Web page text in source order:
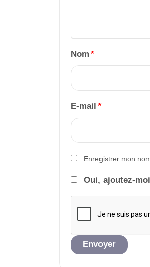
Nom *
E-mail *
Enregistrer mon
Oui, ajoutez-